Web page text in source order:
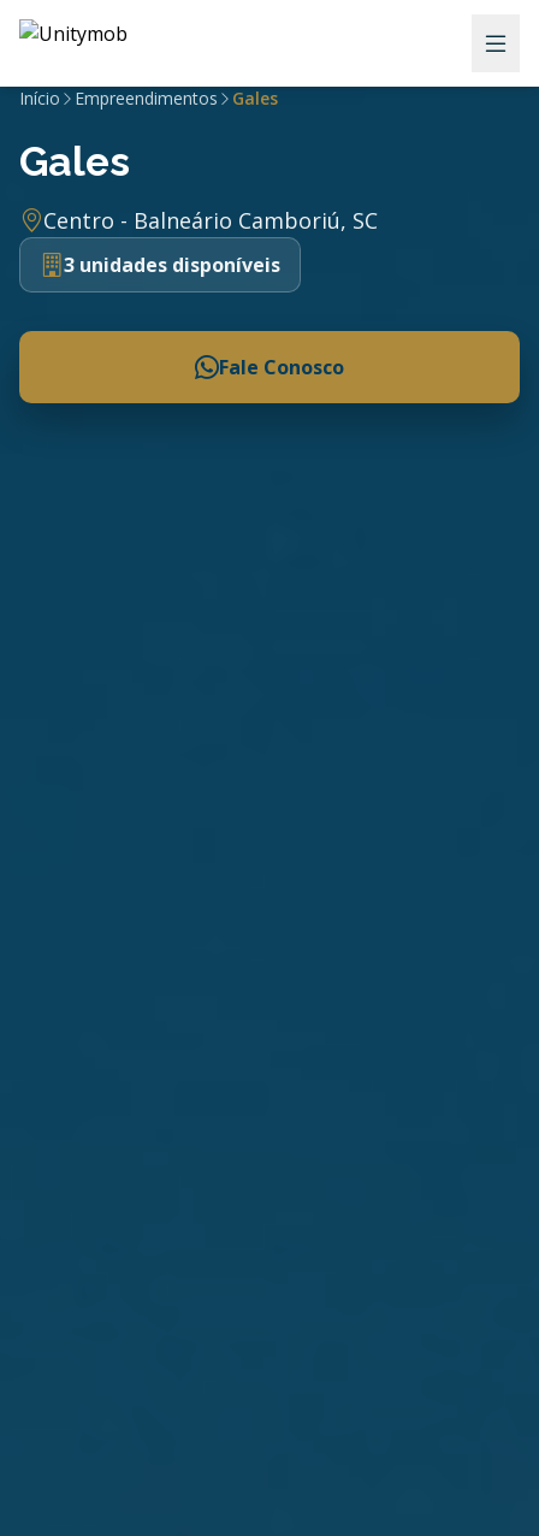
Início Empreendimentos Gales
Gales
Centro - Balneário Camboriú, SC
3 unidades disponíveis
Fale Conosco